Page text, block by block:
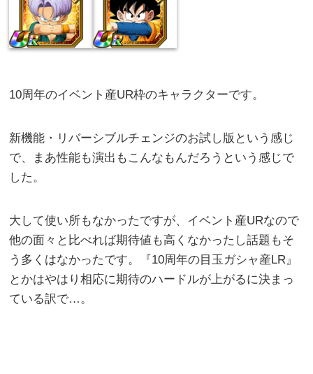
10周年のイベント産UR枠のキャラクターです。
新機能・リバーシブルチェンジのお試し版という感じ
で、まあ性能も演出もこんなもんだろうという感じで
した。
大して使い所もなかったですが、イベント産URなので
他の面々と比べれば期待値も高くなかったし話題もそ
う多くはなかったです。『10周年の目玉ガシャ産LR』
とかはやはり相応に期待のハードルが上がるに決まっ
ている訳で…。